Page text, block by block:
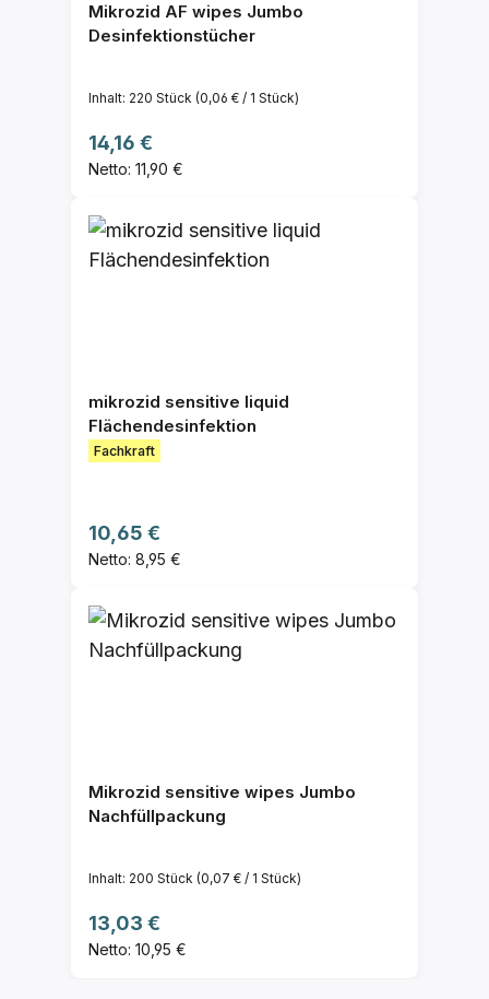
Mikrozid AF wipes Jumbo
Desinfektionstücher
Inhalt: 220 Stück (0,06 € / 1 Stück)
Regulärer Preis:
14,16 €
Netto: 11,90 €
mikrozid sensitive liquid
Flächendesinfektion
Fachkraft
Regulärer Preis:
10,65 €
Netto: 8,95 €
Mikrozid sensitive wipes Jumbo
Nachfüllpackung
Inhalt: 200 Stück (0,07 € / 1 Stück)
Regulärer Preis:
13,03 €
Netto: 10,95 €